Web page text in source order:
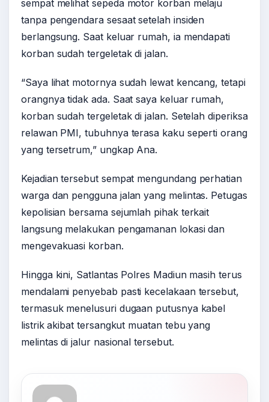
sempat melihat sepeda motor korban melaju
tanpa pengendara sesaat setelah insiden
berlangsung. Saat keluar rumah, ia mendapati
korban sudah tergeletak di jalan.
“Saya lihat motornya sudah lewat kencang, tetapi
orangnya tidak ada. Saat saya keluar rumah,
korban sudah tergeletak di jalan. Setelah diperiksa
relawan PMI, tubuhnya terasa kaku seperti orang
yang tersetrum,” ungkap Ana.
Kejadian tersebut sempat mengundang perhatian
warga dan pengguna jalan yang melintas. Petugas
kepolisian bersama sejumlah pihak terkait
langsung melakukan pengamanan lokasi dan
mengevakuasi korban.
Hingga kini, Satlantas Polres Madiun masih terus
mendalami penyebab pasti kecelakaan tersebut,
termasuk menelusuri dugaan putusnya kabel
listrik akibat tersangkut muatan tebu yang
melintas di jalur nasional tersebut.